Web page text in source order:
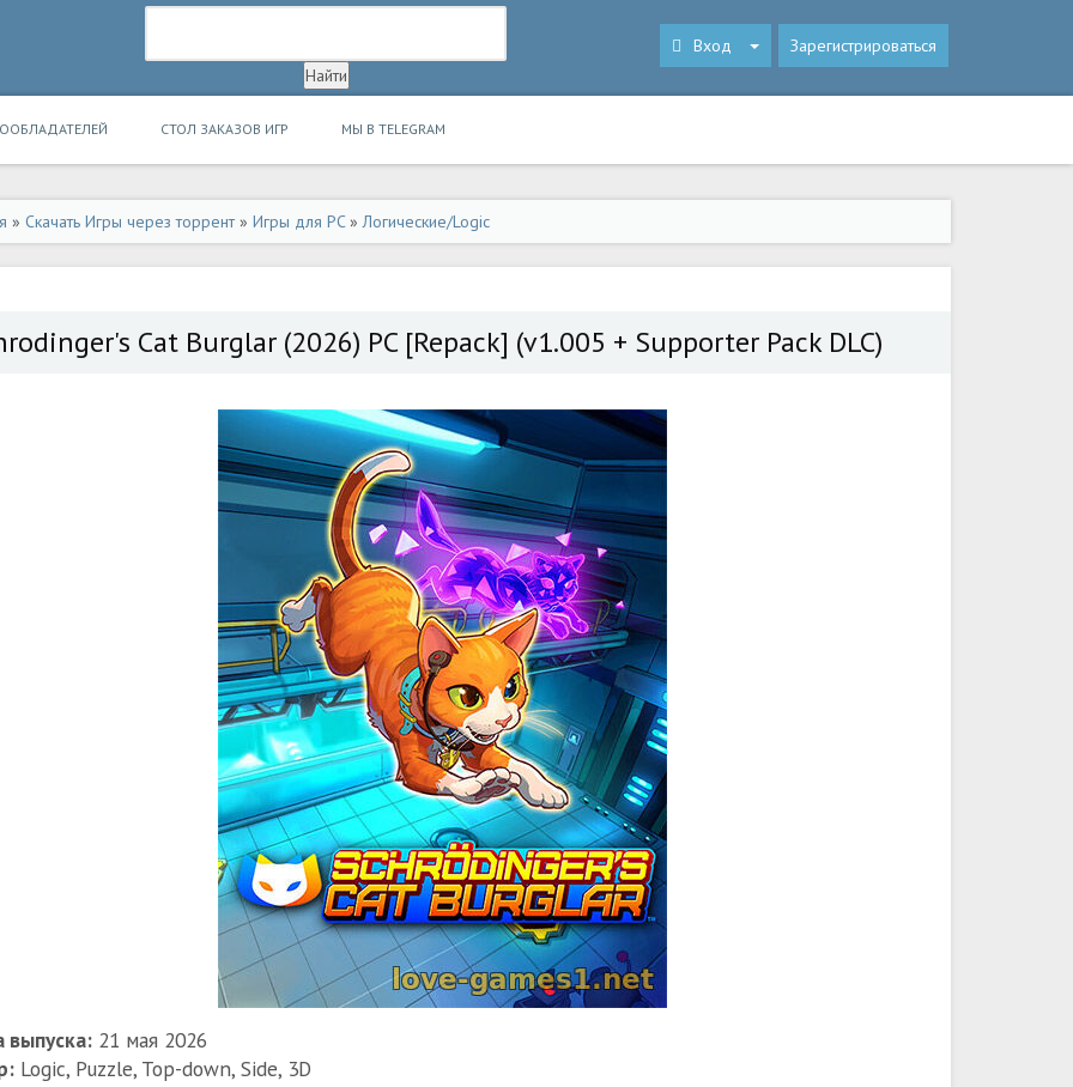
Вход Зарегистрироваться
СТОЛ ЗАКАЗОВ ИГР МЫ В TELEGRAM
» Скачать Игры через торрент» Игры для PC»Логические/Logic
Cat Burglar (2026) PC [Repack] (v1.005 + Supporter Pack DLC)
выпуска: 21 мая 2026
Logic, Puzzle, Top-down, Side, 3D